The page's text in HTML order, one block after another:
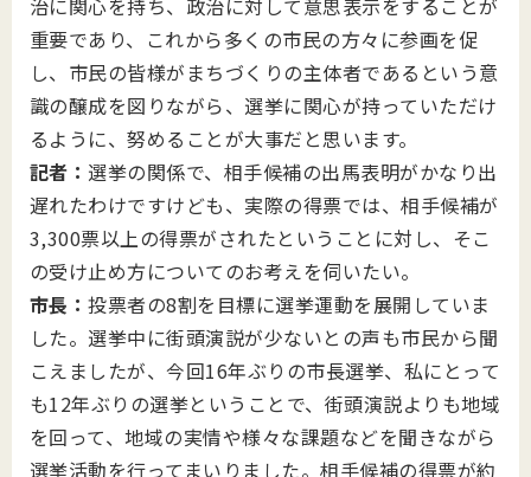
治に関心を持ち、政治に対して意思表示をすることが
重要であり、これから多くの市民の方々に参画を促
し、市民の皆様がまちづくりの主体者であるという意
識の醸成を図りながら、選挙に関心が持っていただけ
るように、努めることが大事だと思います。
記者： 選挙の関係で、相手候補の出馬表明がかなり出
遅れたわけですけども、実際の得票では、相手候補が
3,300票以上の得票がされたということに対し、そこ
の受け止め方についてのお考えを伺いたい。
市長：投票者の8割を目標に選挙運動を展開していま
した。選挙中に街頭演説が少ないとの声も市民から聞
こえましたが、今回16年ぶりの市長選挙、私にとって
も12年ぶりの選挙ということで、街頭演説よりも地域
を回って、地域の実情や様々な課題などを聞きながら
選挙活動を行ってまいりました。相手候補の得票が約